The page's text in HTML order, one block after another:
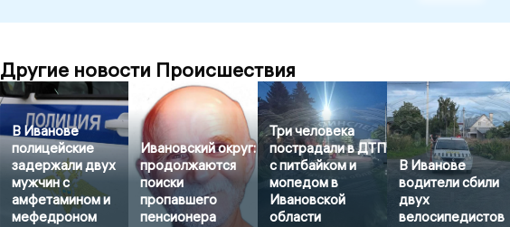
Другие новости Происшествия
В Иванове
полицейские
задержали двух
мужчин с
амфетамином и
мефедроном
Ивановский округ:
продолжаются
поиски
пропавшего
пенсионера
Три человека
пострадали в ДТП
с питбайком и
мопедом в
Ивановской
области
В Иванове
водители сбили
двух
велосипедистов